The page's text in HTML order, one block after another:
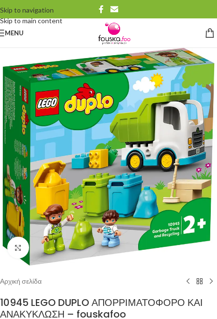
Skip to navigation
Skip to main content
MENU
Click to enlarge
Αρχική σελίδα
10945 LEGO DUPLO ΑΠΟΡΡΙΜΑΤΟΦΟΡΟ ΚΑΙ
ΑΝΑΚΥΚΛΩΣΗ – fouskafoo